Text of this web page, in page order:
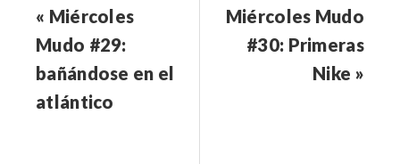
« Miércoles
Mudo #29:
bañándose en el
atlántico
Miércoles Mudo
#30: Primeras
Nike »